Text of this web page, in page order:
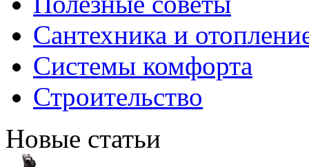
Сантехника и
Системы комфорта
Строительство
Новые статьи